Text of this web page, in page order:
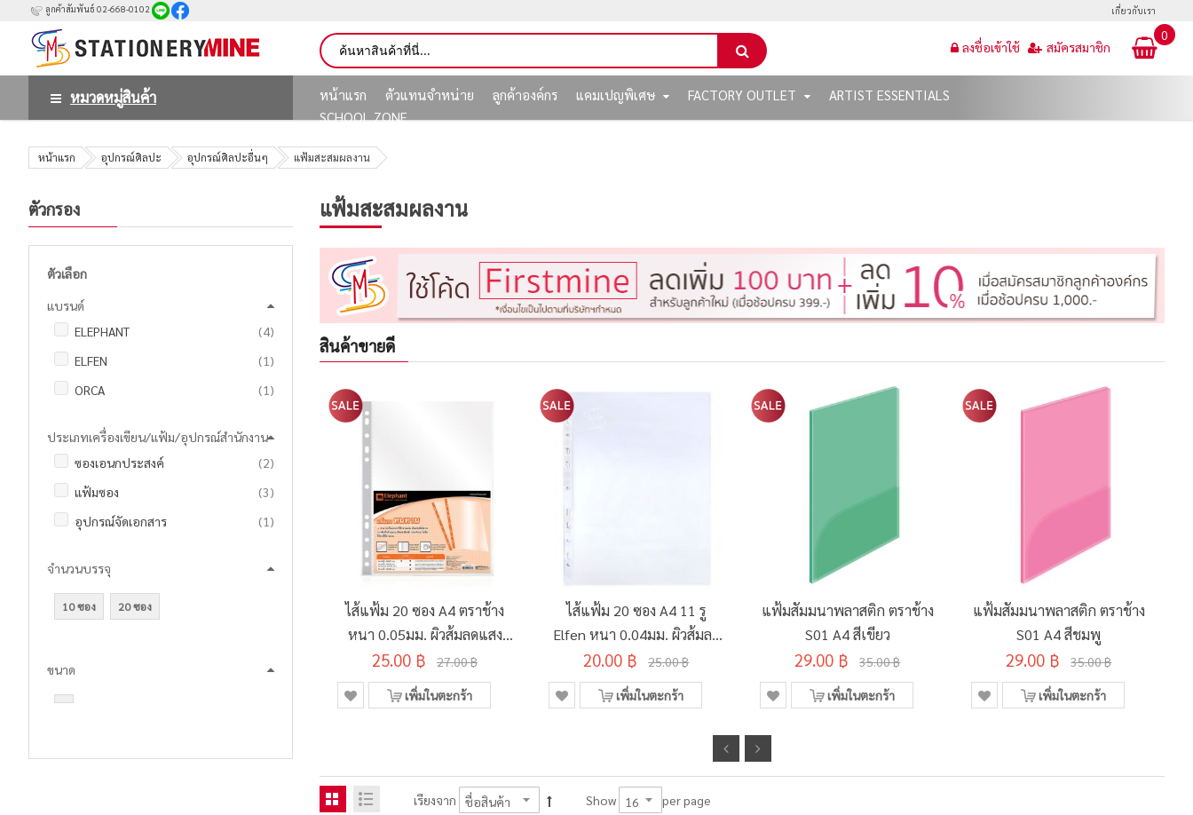
ลูกค้าสัมพันธ์ 02-668-0102 เกี่ยวกับเรา
0
ลงชื่อเข้าใช้ สมัครสมาชิก
หมวดหมู่สินค้า หน้าแรก ตัวแทนจำหน่าย ลูกค้าองค์กร แคมเปญพิเศษ FACTORY OUTLET
ARTIST ESSENTIALS
SCHOOL ZONE
หน้าแรก อุปกรณ์ศิลปะ อุปกรณ์ศิลปะอื่นๆ แฟ้มสะสมผลงาน
แฟ้มสะสมผลงาน
สินค้าขายดี
ไส้แฟ้ม 20 ซอง A4 ตราช้าง
หนา 0.05มม. ผิวส้มลดแสง
สะท้อน
25.00 ฿ 27.00 ฿
เพิ่มในตะกร้า
ไส้แฟ้ม 20 ซอง A4 11 รู
Elfen หนา 0.04มม. ผิวส้มลด
แสงสะท้อน
20.00 ฿ 25.00 ฿
เพิ่มในตะกร้า
แฟ้มสัมมนาพลาสติก ตราช้าง
S01 A4 สีเขียว
29.00 ฿ 35.00 ฿
เพิ่มในตะกร้า
แฟ้มสัมมนาพลาสติก ตราช้าง
S01 A4 สีชมพู
29.00 ฿ 35.00 ฿
เพิ่มในตะกร้า
เรียงจาก Show per page
ตัวกรอง
ตัวเลือก
แบรนด์
ELEPHANT
4รายการ
ELFEN
1 ชิ้น
ORCA
1 ชิ้น
ประเภทเครื่องเขียน/แฟ้ม/อุปกรณ์สำนักงาน
ซองเอนกประสงค์
2รายการ
แฟ้มซอง
3รายการ
อุปกรณ์จัดเอกสาร
1 ชิ้น
จำนวนบรรจุ
10 ซอง 20 ซอง
ขนาด